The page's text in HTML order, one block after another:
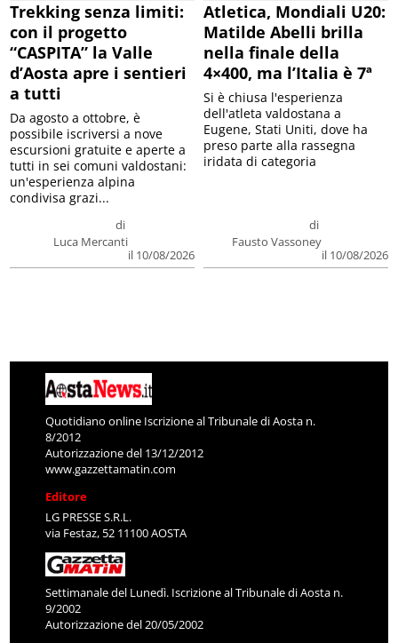
Trekking senza limiti:
con il progetto
“CASPITA” la Valle
d’Aosta apre i sentieri
a tutti
di
Luca Mercanti
il 10/08/2026
Da agosto a ottobre, è
possibile iscriversi a nove
escursioni gratuite e aperte a
tutti in sei comuni valdostani:
un'esperienza alpina
condivisa grazi...
Atletica, Mondiali U20:
Matilde Abelli brilla
nella finale della
4×400, ma l’Italia è 7ª
di
Fausto Vassoney
il 10/08/2026
Si è chiusa l'esperienza
dell'atleta valdostana a
Eugene, Stati Uniti, dove ha
preso parte alla rassegna
iridata di categoria
Quotidiano online Iscrizione al Tribunale di Aosta n.
8/2012
Autorizzazione del 13/12/2012
www.gazzettamatin.com
Editore
LG PRESSE S.R.L.
via Festaz, 52 11100 AOSTA
Settimanale del Lunedì. Iscrizione al Tribunale di Aosta n.
9/2002
Autorizzazione del 20/05/2002